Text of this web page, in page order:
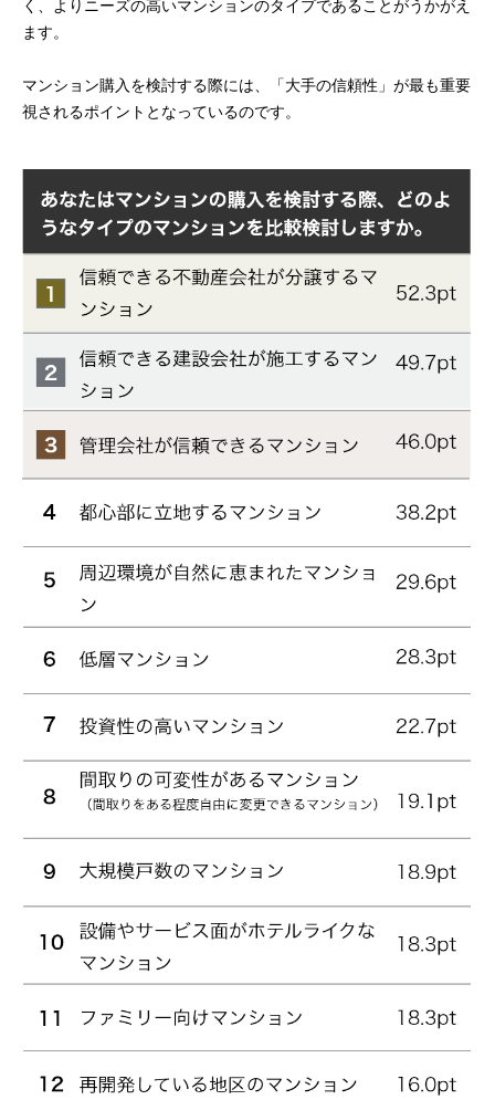
く、よりニーズの高いマンションのタイプであることがうかがえ
ます。
マンション購入を検討する際には、「大手の信頼性」が最も重要
視されるポイントとなっているのです。